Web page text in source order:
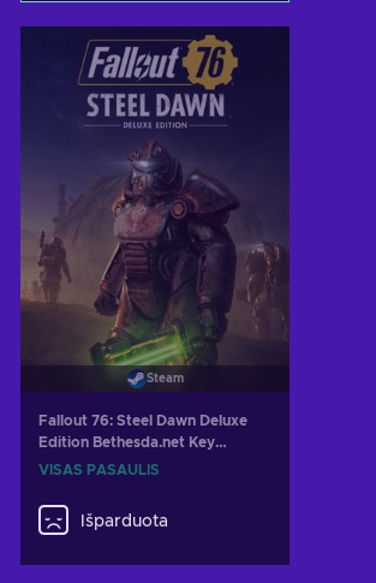
Pridėti į krepšelį
Peržiūrėti pasiūlymus
Steam
Fallout 76: Steel Dawn Deluxe
Edition Bethesda.net Key
GLOBAL
VISAS PASAULIS
Išparduota